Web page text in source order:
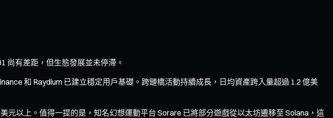
尚有差距，但生態發展並未停滯。
和 Raydium 已建立穩定用戶基礎。跨鏈橋活動持續成長，日均資產跨入量超過 1.2 億美
元以上。值得一提的是，知名幻想運動平台 Sorare 已將部分遊戲從以太坊遷移至 Solana，這